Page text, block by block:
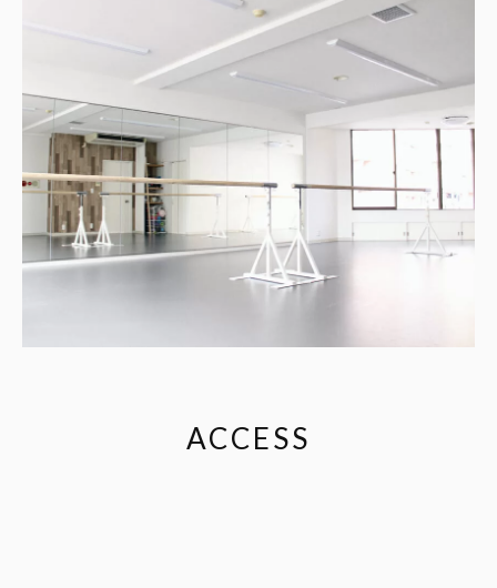
ACCESS